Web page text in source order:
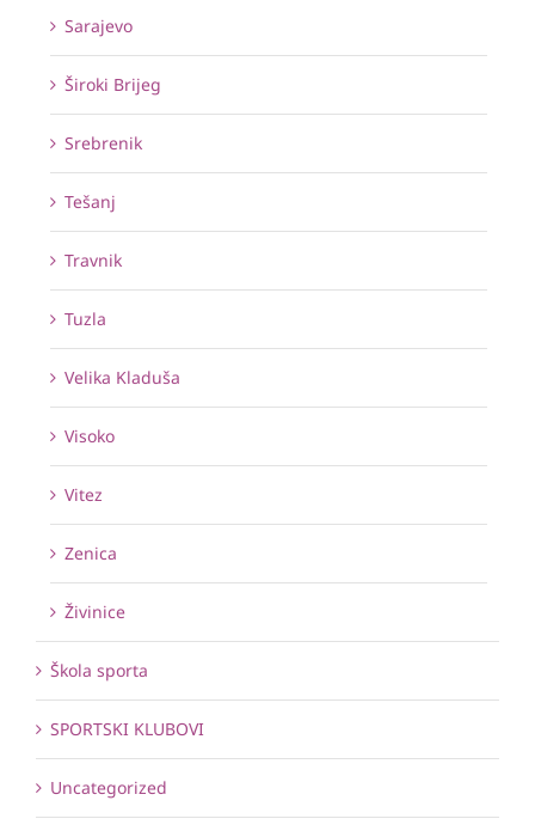
Sarajevo
Široki Brijeg
Srebrenik
Tešanj
Travnik
Tuzla
Velika Kladuša
Visoko
Vitez
Zenica
Živinice
Škola sporta
SPORTSKI KLUBOVI
Uncategorized